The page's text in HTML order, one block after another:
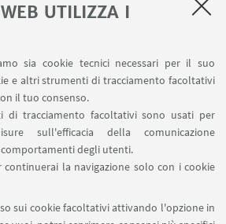
UTILIZZA I
sia cookie tecnici necessari per il suo
e altri strumenti di tracciamento facoltativi
il tuo consenso.
di tracciamento facoltativi sono usati per
sull'efficacia della comunicazione
degli utenti.
la navigazione solo con i cookie
sui cookie facoltativi attivando l'opzione in
DEL LAVORO
cos'è, come funziona,
ricerca di lavoro" (in Italian)
- Evento online
... 11 12 13 14